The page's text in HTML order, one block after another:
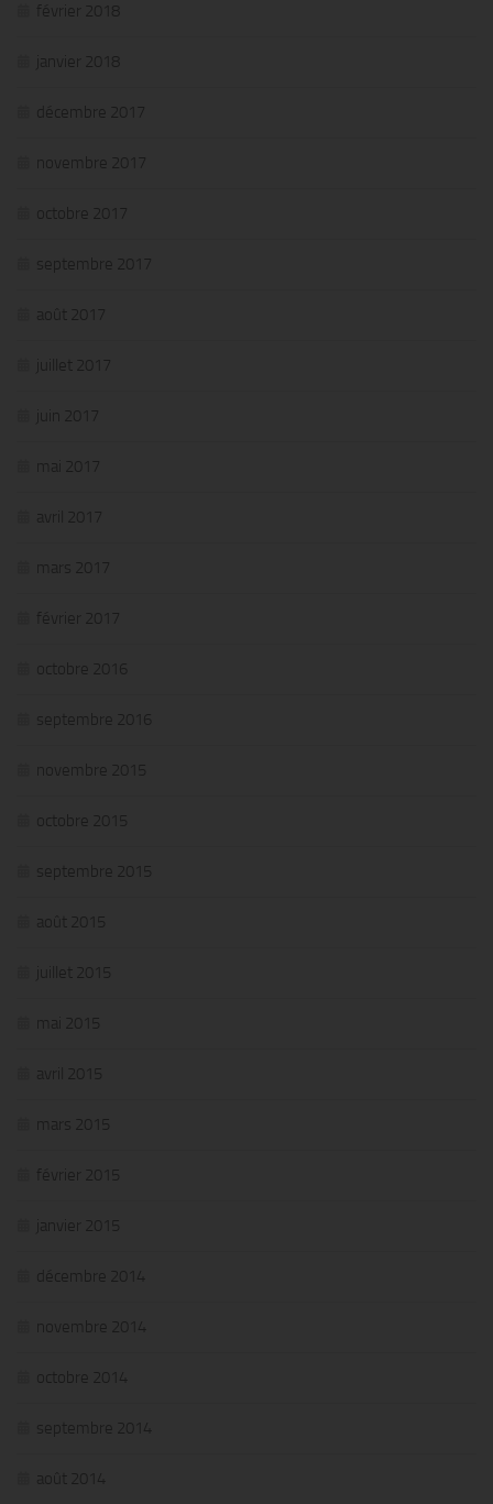
février 2018
janvier 2018
décembre 2017
novembre 2017
octobre 2017
septembre 2017
août 2017
juillet 2017
juin 2017
mai 2017
avril 2017
mars 2017
février 2017
octobre 2016
septembre 2016
novembre 2015
octobre 2015
septembre 2015
août 2015
juillet 2015
mai 2015
avril 2015
mars 2015
février 2015
janvier 2015
décembre 2014
novembre 2014
octobre 2014
septembre 2014
août 2014